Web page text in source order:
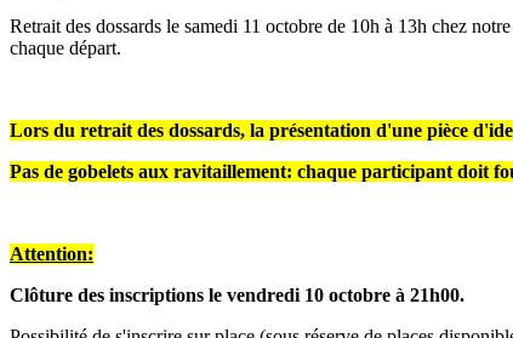
Retrait des dossards le samedi 11 octobre de 10h à 13h chez
chaque départ.
Lors du retrait des dossards, la présentation d'une pièce
Pas de gobelets aux ravitaillement: chaque participant doit
Attention:
Clôture des inscriptions le vendredi 10 octobre à 21h00.